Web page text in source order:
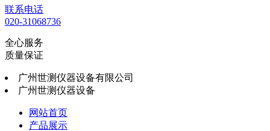
联系电话
020-31068736
全心服务
质量保证
广州世测仪器设备有限公司
广州世测仪器设备
网站首页
产品展示